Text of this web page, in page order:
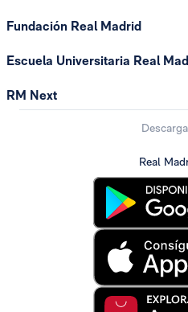
Fundación Real Madrid
Escuela Universitaria Real
RM Next
Real